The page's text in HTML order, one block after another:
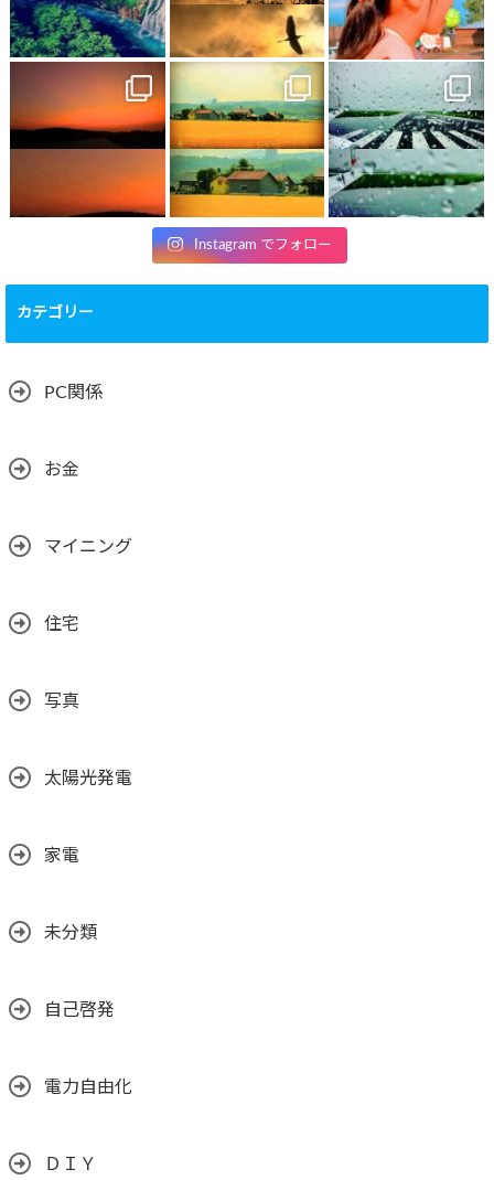
Instagram でフォロー
カテゴリー
PC関係
お金
マイニング
住宅
写真
太陽光発電
家電
未分類
自己啓発
電力自由化
ＤＩＹ